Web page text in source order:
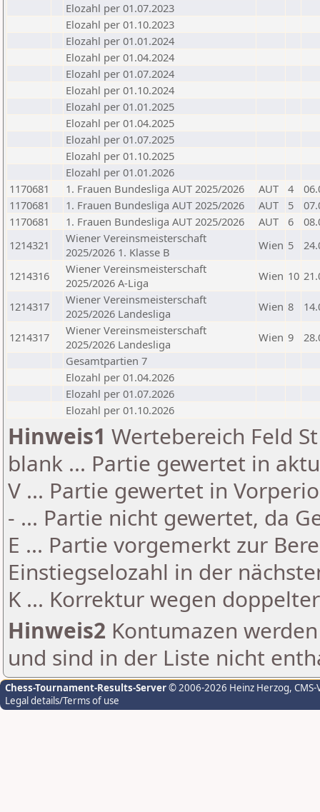
Elozahl per 01.07.2023
Elozahl per 01.10.2023
Elozahl per 01.01.2024
Elozahl per 01.04.2024
Elozahl per 01.07.2024
Elozahl per 01.10.2024
Elozahl per 01.01.2025
Elozahl per 01.04.2025
Elozahl per 01.07.2025
Elozahl per 01.10.2025
Elozahl per 01.01.2026
1170681
1. Frauen Bundesliga AUT 2025/2026 AUT 4
1170681
1. Frauen Bundesliga AUT 2025/2026 AUT 5
1170681
1. Frauen Bundesliga AUT 2025/2026 AUT 6
1214321
Wiener Vereinsmeisterschaft
2025/2026 1. Klasse B
Wien 5
1214316
Wiener Vereinsmeisterschaft
2025/2026 A-Liga
Wien 10
1214317
Wiener Vereinsmeisterschaft
2025/2026 Landesliga
Wien 8
1214317
Wiener Vereinsmeisterschaft
2025/2026 Landesliga
Wien 9
Gesamtpartien 7
Elozahl per 01.04.2026
Elozahl per 01.07.2026
Elozahl per 01.10.2026
Hinweis1 Wertebereich Feld
blank ... Partie gewertet in
V ... Partie gewertet in
- ... Partie nicht gewertet, da
E ... Partie vorgemerkt zur
Einstiegselozahl in der
K ... Korrektur wegen
Hinweis2 Kontumazen
und sind in der Liste nicht
Chess-Tournament-Results-Server© 2006-2026 Heinz Herzog,
Legal details/Terms of use